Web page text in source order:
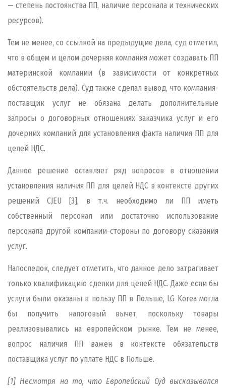
— степень постоянства ПП, наличие персонала и технических
ресурсов).
Тем не менее, со ссылкой на предыдущие дела, суд отметил,
что в общем и целом дочерняя компания может создавать ПП
материнской компании (в зависимости от конкретных
обстоятельств дела). Суд также сделал вывод, что компания-
поставщик услуг не обязана делать дополнительные
запросы о договорных отношениях заказчика услуг и его
дочерних компаний для установления факта наличия ПП для
целей НДС.
Данное решение оставляет ряд вопросов в отношении
установления наличия ПП для целей НДС в контексте других
решений CJEU [3], в т.ч. необходимо ли ПП иметь
собственный персонал или достаточно использование
персонала другой компании-стороны по договору сказания
услуг.
Напоследок, следует отметить, что данное дело затрагивает
только квалификацию сделки для целей НДС. Даже если бы
услуги были оказаны в пользу ПП в Польше, LG Korea могла
бы получить налоговый вычет, поскольку товары
реализовывались на европейском рынке. Тем не менее,
вопрос наличия ПП важен в контексте обязательств
поставщика услуг по уплате НДС в Польше.
[1] Несмотря на то, что Европейский Суд высказывался